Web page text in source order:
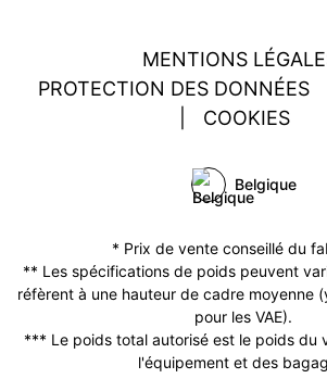
MENTIONS
PROTECTION DES DONNÉES
COOKIES
Belgique
* Prix de vente conseillé du
** Les spécifications de poids peuvent
réfèrent à une hauteur de cadre moyenne
pour les VAE).
*** Le poids total autorisé est le poids du
l'équipement et des